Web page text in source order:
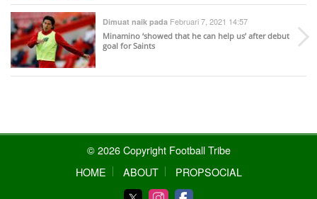
Dimuat naik pada Februari 7, 2021 14:57
Minamino ‘showed that he can help us’ after debut
goal for Saints
© 2026 Copyright Football Tribe
HOME
ABOUT PROPSOCIAL